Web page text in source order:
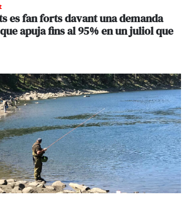
es fan forts davant una demanda
apuja fins al 95% en un juliol que